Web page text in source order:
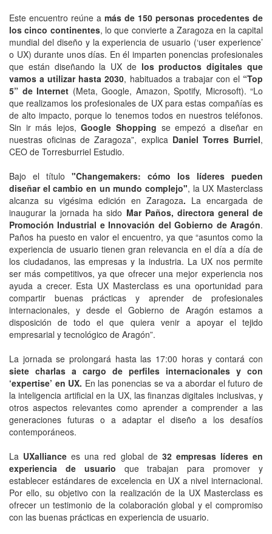
Este encuentro reúne a más de 150 personas procedentes de
los cinco continentes, lo que convierte a Zaragoza en la capital
mundial del diseño y la experiencia de usuario (‘user experience’
o UX) durante unos días. En él imparten ponencias profesionales
que están diseñando la UX de los productos digitales que
vamos a utilizar hasta 2030, habituados a trabajar con el “Top
5” de Internet (Meta, Google, Amazon, Spotify, Microsoft). “Lo
que realizamos los profesionales de UX para estas compañías es
de alto impacto, porque lo tenemos todos en nuestros teléfonos.
Sin ir más lejos,Google Shopping se empezó a diseñar en
nuestras oficinas de Zaragoza”, explica Daniel Torres Burriel,
CEO de Torresburriel Estudio.
Bajo el título "Changemakers: cómo los líderes pueden
diseñar el cambio en un mundo complejo", la UX Masterclass
alcanza su vigésima edición en Zaragoza. La encargada de
inaugurar la jornada ha sido Mar Paños, directora general de
Promoción Industrial e Innovación del Gobierno de Aragón.
Paños ha puesto en valor el encuentro, ya que “asuntos como la
experiencia de usuario tienen gran relevancia en el día a día de
los ciudadanos, las empresas y la industria. La UX nos permite
ser más competitivos, ya que ofrecer una mejor experiencia nos
ayuda a crecer. Esta UX Masterclass es una oportunidad para
compartir buenas prácticas y aprender de profesionales
internacionales, y desde el Gobierno de Aragón estamos a
disposición de todo el que quiera venir a apoyar el tejido
empresarial y tecnológico de Aragón”.
La jornada se prolongará hasta las 17:00 horas y contará con
siete charlas a cargo de perfiles internacionales y con
‘expertise’ en UX. En las ponencias se va a abordar el futuro de
la inteligencia artificial en la UX, las finanzas digitales inclusivas, y
otros aspectos relevantes como aprender a comprender a las
generaciones futuras o a adaptar el diseño a los desafíos
contemporáneos.
La UXalliance es una red global de 32 empresas líderes en
experiencia de usuario que trabajan para promover y
establecer estándares de excelencia en UX a nivel internacional.
Por ello, su objetivo con la realización de la UX Masterclass es
ofrecer un testimonio de la colaboración global y el compromiso
con las buenas prácticas en experiencia de usuario.